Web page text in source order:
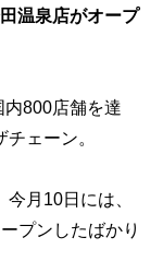
温泉店がオープ
内800店舗を達
ェーン。
月10日には、
プンしたばかり